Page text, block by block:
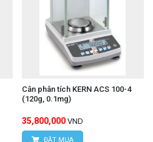
Cân phân tích KERN ACS 100-4
(120g, 0.1mg)
35,800,000 VND
ĐẶT MUA